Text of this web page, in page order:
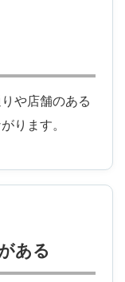
や店舗のある
ります。
ある